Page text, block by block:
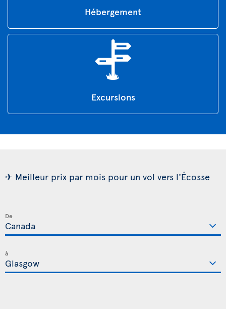
Hébergement
Excursions
✈ Meilleur prix par mois pour un vol vers l'Écosse
De
à